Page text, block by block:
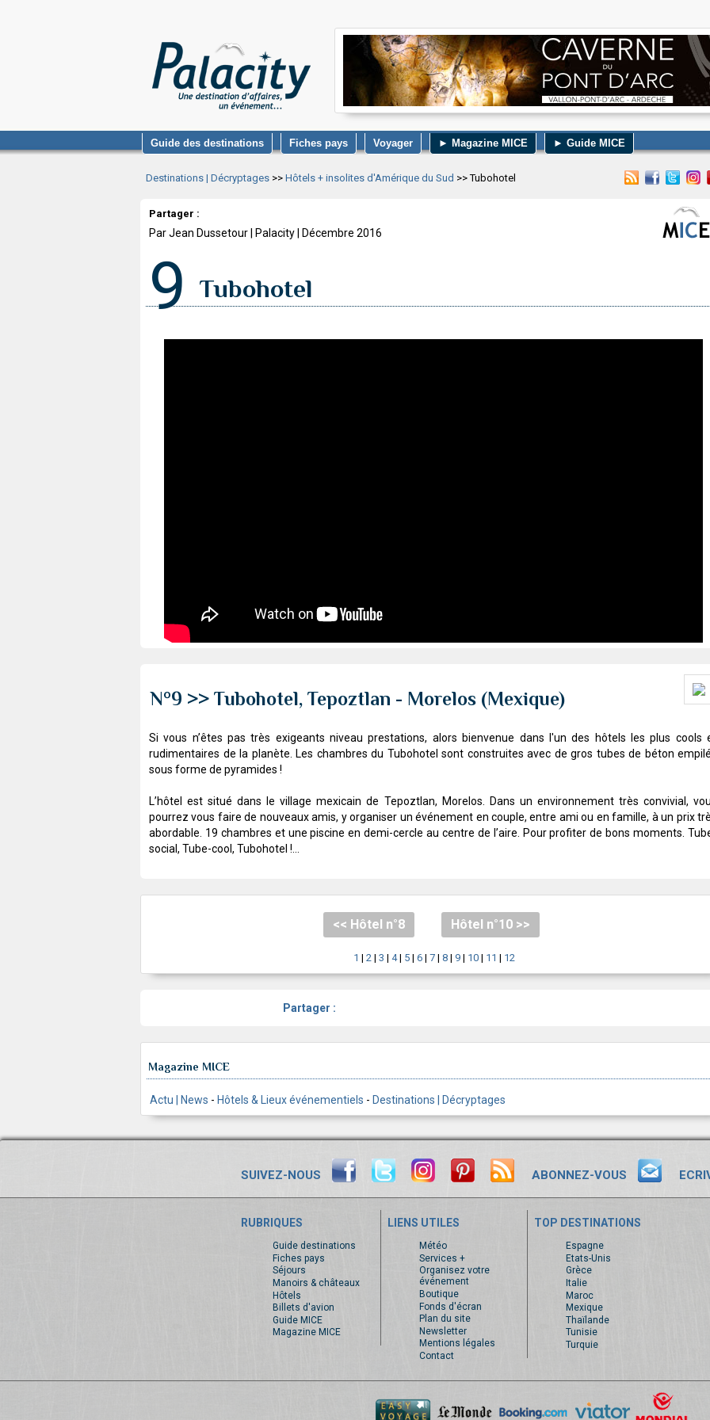
Guide des destinations Fiches pays Voyager ► Magazine MICE ► Guide MICE
Destinations | Décryptages >> Hôtels + insolites d'Amérique du Sud >> Tubohotel
Partager :
Par Jean Dussetour | Palacity | Décembre 2016
9 Tubohotel
N°9 >> Tubohotel, Tepoztlan - Morelos (Mexique)
Si vous n’êtes pas très exigeants niveau prestations, alors bienvenue dans l'un des hôtels les plus cools
rudimentaires de la planète. Les chambres du Tubohotel sont construites avec de gros tubes de béton
sous forme de pyramides !
L’hôtel est situé dans le village mexicain de Tepoztlan, Morelos. Dans un environnement très convivial,
pourrez vous faire de nouveaux amis, y organiser un événement en couple, entre ami ou en famille, à un prix
abordable. 19 chambres et une piscine en demi-cercle au centre de l’aire. Pour profiter de bons moments.
social, Tube-cool, Tubohotel !…
<< Hôtel n°8 Hôtel n°10 >>
1 | 2 | 3 | 4| 5| 6| 7| 8| 9| 10| 11 | 12
Partager :
Magazine MICE
Actu | News - Hôtels & Lieux événementiels - Destinations | Décryptages
SUIVEZ-NOUS ABONNEZ-VOUS
RUBRIQUES
Guide destinations
Fiches pays
Séjours
Manoirs & châteaux
Hôtels
Billets d'avion
Guide MICE
Magazine MICE
LIENS UTILES
Météo
Services +
Organisez votre
événement
Boutique
Fonds d'écran
Plan du site
Newsletter
Mentions légales
Contact
TOP DESTINATIONS
Espagne
Etats-Unis
Grèce
Italie
Maroc
Mexique
Thaïlande
Tunisie
Turquie